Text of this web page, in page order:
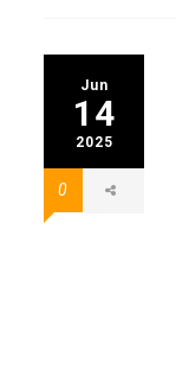
Jun
14
2025
0